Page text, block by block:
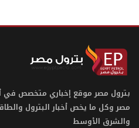
بترول مصر موقع إخباري متخصص في
مصر وكل ما يخص أخبار البترول
والشرق الأوسط